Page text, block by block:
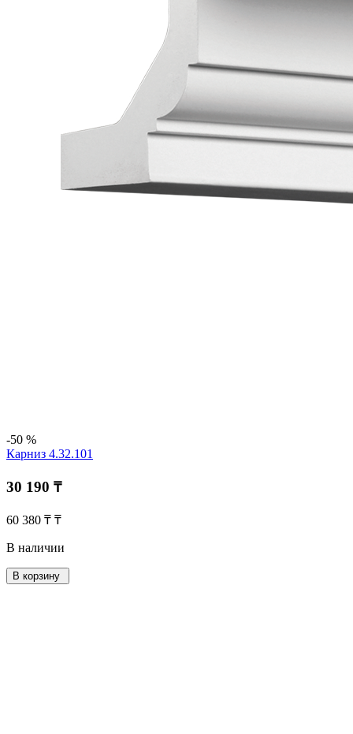
-50 %
Карниз 4.32.101
30 190 ₸
60 380 ₸ ₸
В наличии
В корзину